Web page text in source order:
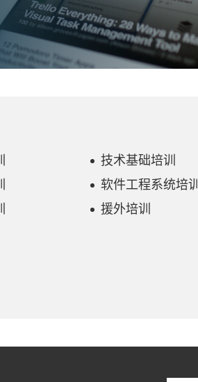
技术基础培训
软件工程系统培训
援外培训